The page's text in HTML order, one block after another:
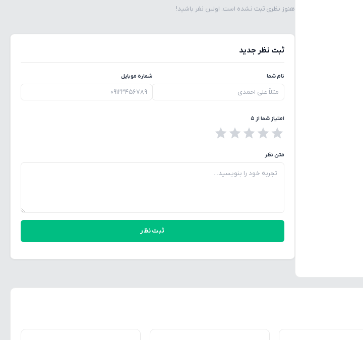
هنوز نظری ثبت نشده است. اولین نفر باشید!
ثبت نظر جدید
نام شما شماره موبایل
امتیاز شما از ۵
متن نظر
ثبت نظر